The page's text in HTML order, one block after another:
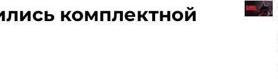
комплектной